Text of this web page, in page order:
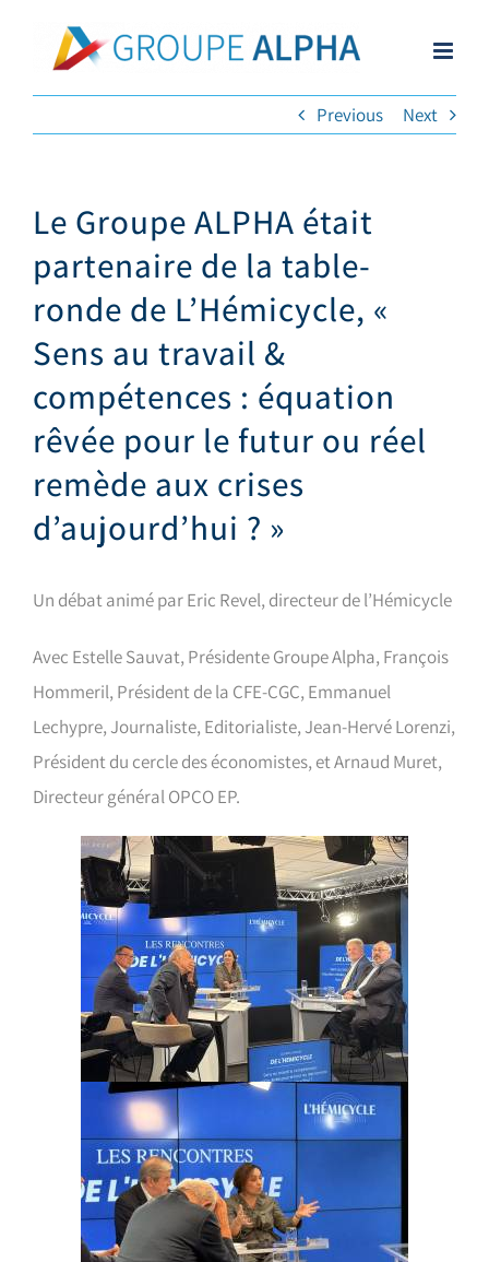
Previous
Next
Le Groupe ALPHA était
partenaire de la table-
ronde de L’Hémicycle, «
Sens au travail &
compétences : équation
rêvée pour le futur ou réel
remède aux crises
d’aujourd’hui ? »
Un débat animé par Eric Revel, directeur de l’Hémicycle
Avec Estelle Sauvat, Présidente Groupe Alpha, François
Hommeril, Président de la CFE-CGC, Emmanuel
Lechypre, Journaliste, Editorialiste, Jean-Hervé Lorenzi,
Président du cercle des économistes, et Arnaud Muret,
Directeur général OPCO EP.